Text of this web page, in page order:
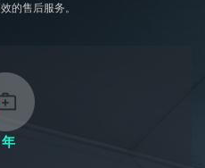
的售后服务。
年